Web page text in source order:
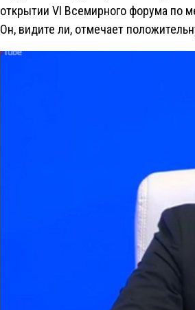
открытии VI Всемирного форума по
Он, видите ли, отмечает